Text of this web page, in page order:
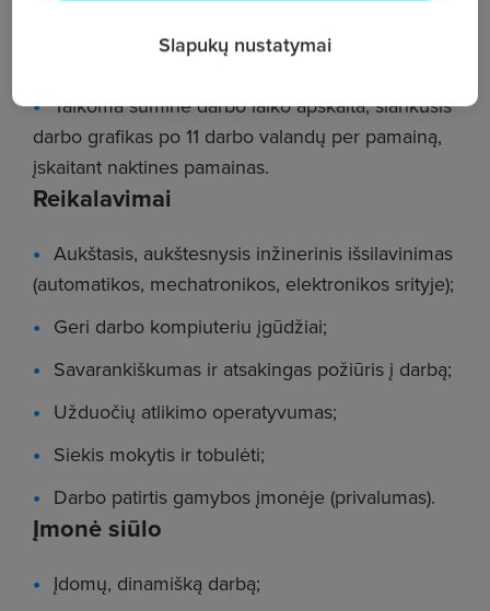
pneumatika, elektros varikliais, šaldytuvais ir
kaitinimo elementais.
Taikoma suminė darbo laiko apskaita, slankusis
darbo grafikas po 11 darbo valandų per pamainą,
įskaitant naktines pamainas.
Reikalavimai
Aukštasis, aukštesnysis inžinerinis išsilavinimas
(automatikos, mechatronikos, elektronikos srityje);
Geri darbo kompiuteriu įgūdžiai;
Savarankiškumas ir atsakingas požiūris į darbą;
Užduočių atlikimo operatyvumas;
Siekis mokytis ir tobulėti;
Darbo patirtis gamybos įmonėje (privalumas).
Įmonė siūlo
Įdomų, dinamišką darbą;
Slapukų nustatymai